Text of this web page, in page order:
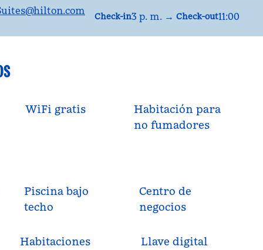
@hilton.com Check-in3 p. m. → Check-out11:00
WiFi gratis
Habitación para
no fumadores
Piscina bajo
techo
Centro de
negocios
Habitaciones
Llave digital